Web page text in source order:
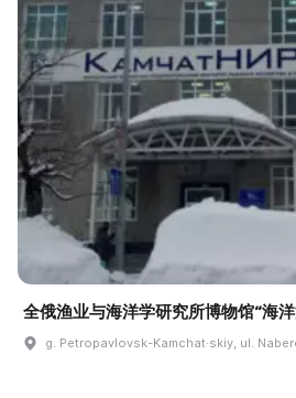
全俄渔业与海洋学研究所博物馆“海
g. Petropavlovsk-Kamchat·skiy, ul.